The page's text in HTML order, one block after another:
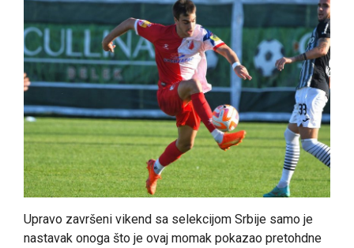
Upravo završeni vikend sa selekcijom Srbije samo je
nastavak onoga što je ovaj momak pokazao pretohdne